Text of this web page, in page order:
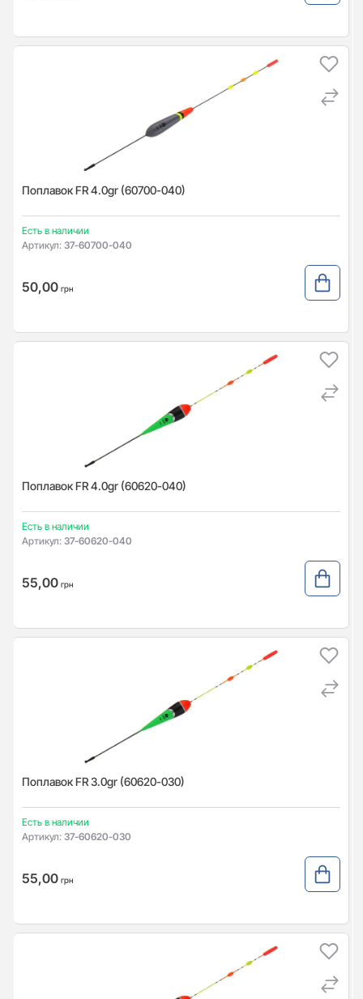
Поплавок FR 4.0gr (60700-040)
Есть в наличии
Артикул: 37-60700-040
50,00 грн
Поплавок FR 4.0gr (60620-040)
Есть в наличии
Артикул: 37-60620-040
55,00 грн
Поплавок FR 3.0gr (60620-030)
Есть в наличии
Артикул: 37-60620-030
55,00 грн